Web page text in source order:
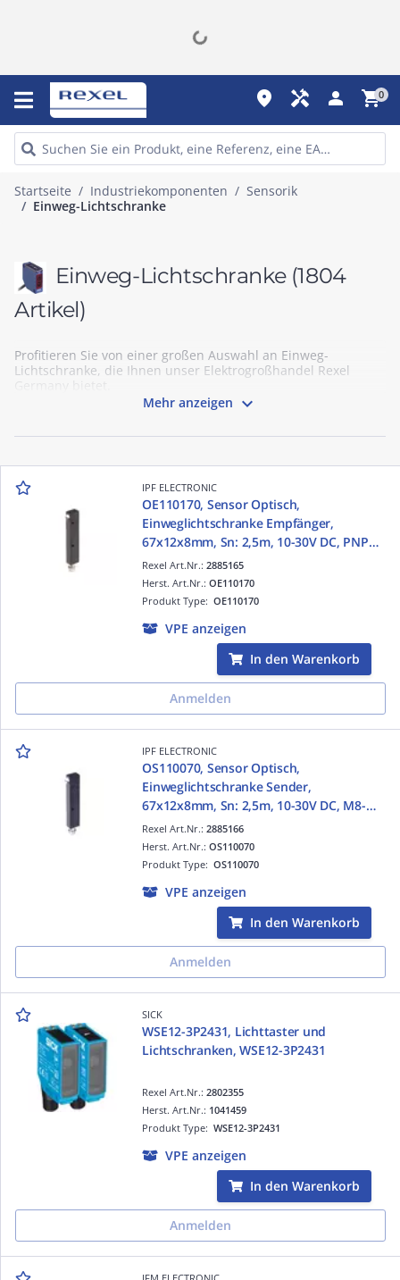
place handyman person shopping_cart0
Startseite Industriekomponenten
Sensorik
Einweg-Lichtschranke
Einweg-Lichtschranke (1804
Artikel)
Profitieren Sie von einer großen Auswahl an Einweg-
Lichtschranke, die Ihnen unser Elektrogroßhandel Rexel
Germany bietet.
Mehr anzeigen 
IPF ELECTRONIC
OE110170, Sensor Optisch,
Einweglichtschranke Empfänger,
67x12x8mm, Sn: 2,5m, 10-30V DC, PNP
NO, M8-Steckverbinder, IP65, Aluminium
anodisiert/eloxiert+Kunststo
Rexel Art.Nr.:2885165
Produkt Type:OE110170
Herst. Art.Nr.:OE110170
VPE anzeigen
In den Warenkorb
Anmelden
IPF ELECTRONIC
OS110070, Sensor Optisch,
Einweglichtschranke Sender,
67x12x8mm, Sn: 2,5m, 10-30V DC, M8-
Steckverbinder 3polig, IP65, Aluminium
anodisiert/eloxiert+Kunststoff P
Rexel Art.Nr.:2885166
Produkt Type:OS110070
Herst. Art.Nr.:OS110070
VPE anzeigen
In den Warenkorb
Anmelden
SICK
WSE12-3P2431, Lichttaster und
Lichtschranken, WSE12-3P2431
Rexel Art.Nr.:2802355
Produkt Type:WSE12-3P2431
Herst. Art.Nr.: 1041459
VPE anzeigen
In den Warenkorb
Anmelden